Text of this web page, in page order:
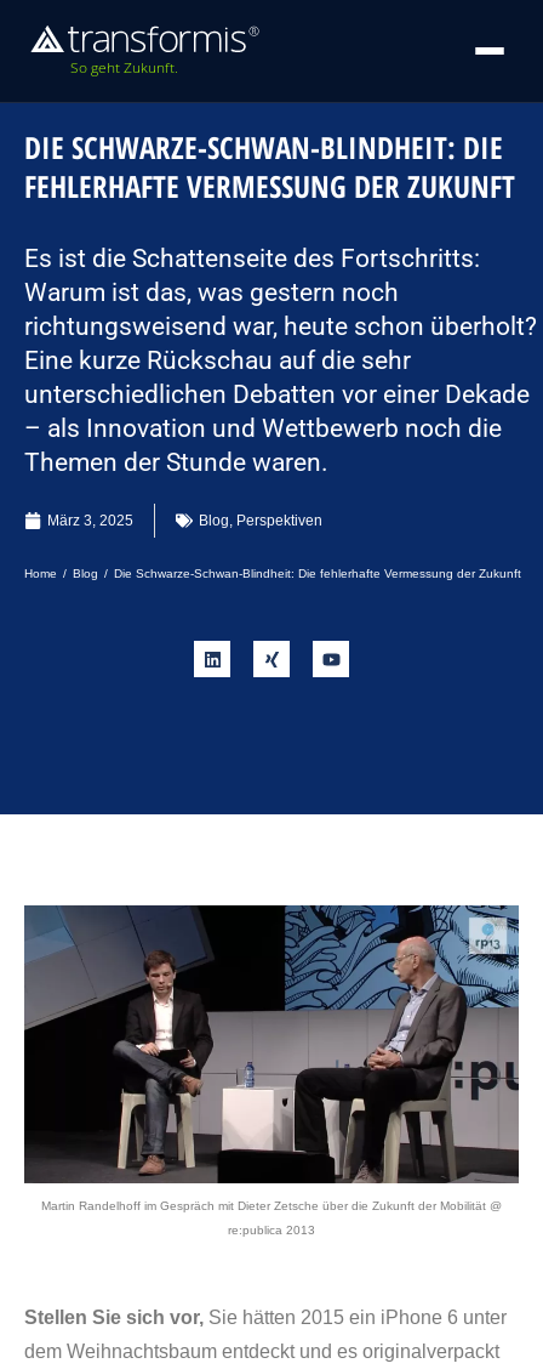
So geht Zukunft.
DIE SCHWARZE-SCHWAN-BLINDHEIT: DIE
FEHLERHAFTE VERMESSUNG DER ZUKUNFT
Es ist die Schattenseite des Fortschritts:
Warum ist das, was gestern noch
richtungsweisend war, heute schon überholt?
Eine kurze Rückschau auf die sehr
unterschiedlichen Debatten vor einer Dekade
– als Innovation und Wettbewerb noch die
Themen der Stunde waren.
März 3, 2025 Blog, Perspektiven
Sie befinden sich hier:
Home Blog Die Schwarze-Schwan-Blindheit: Die fehlerhafte Vermessung der Zukunft
Martin Randelhoff im Gespräch mit Dieter Zetsche über die Zukunft der Mobilität @
re:publica 2013
Stellen Sie sich vor, Sie hätten 2015 ein iPhone 6 unter
dem Weihnachtsbaum entdeckt und es originalverpackt